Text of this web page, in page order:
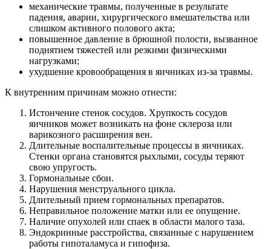
механические травмы, полученные в результате
падения, аварии, хирургического вмешательства или
слишком активного полового акта;
повышенное давление в брюшной полости, вызванное
поднятием тяжестей или резкими физическими
нагрузками;
ухудшение кровообращения в яичниках из-за травмы.
К внутренним причинам можно отнести:
Истончение стенок сосудов. Хрупкость сосудов
яичников может возникать на фоне склероза или
варикозного расширения вен.
Длительные воспалительные процессы в яичниках.
Стенки органа становятся рыхлыми, сосуды теряют
свою упругость.
Гормональные сбои.
Нарушения менструального цикла.
Длительный прием гормональных препаратов.
Неправильное положение матки или ее опущение.
Наличие опухолей или спаек в области малого таза.
Эндокринные расстройства, связанные с нарушением
работы гипоталамуса и гипофиза.